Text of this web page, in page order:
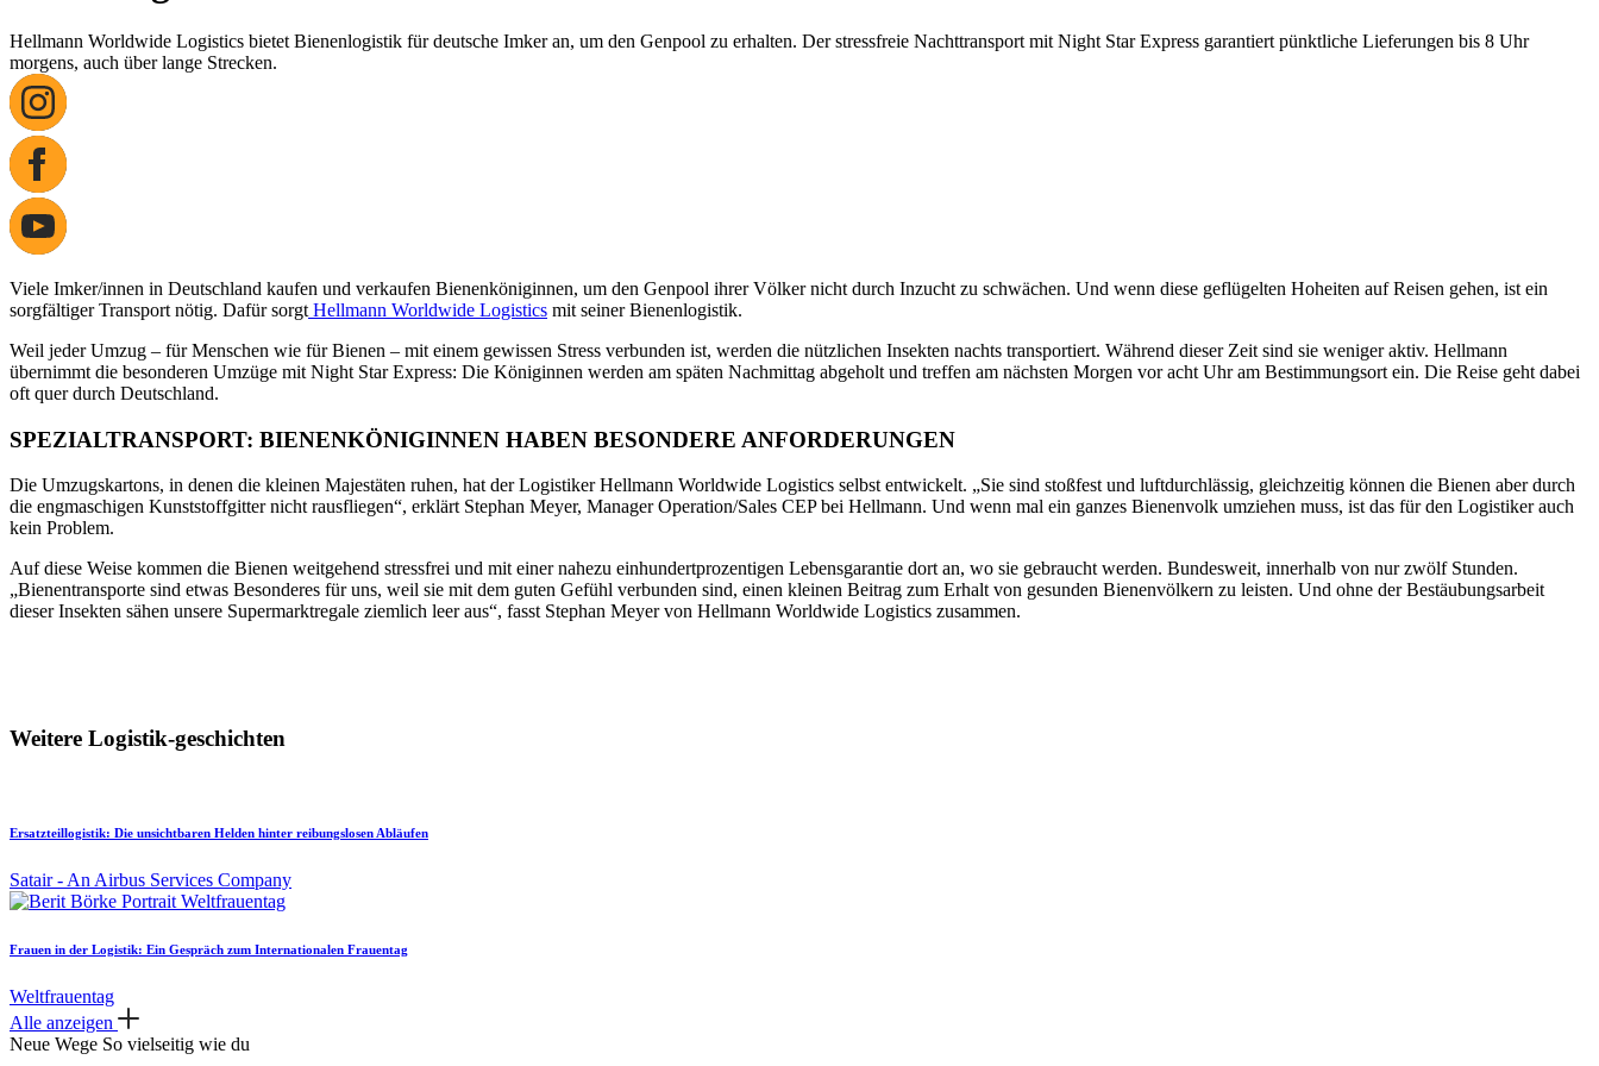
Hellmann Worldwide Logistics bietet Bienenlogistik für deutsche Imker an, um den Genpool zu erhalten. Der stressfreie Nachttransport mit Night Star Express garantiert pünktliche Lieferungen bis 8 Uhr
morgens, auch über lange Strecken.
Viele Imker/innen in Deutschland kaufen und verkaufen Bienenköniginnen, um den Genpool ihrer Völker nicht durch Inzucht zu schwächen. Und wenn diese geflügelten Hoheiten auf Reisen gehen, ist ein
sorgfältiger Transport nötig. Dafür sorgt Hellmann Worldwide Logistics mit seiner Bienenlogistik.
Weil jeder Umzug – für Menschen wie für Bienen – mit einem gewissen Stress verbunden ist, werden die nützlichen Insekten nachts transportiert. Während dieser Zeit sind sie weniger aktiv. Hellmann
übernimmt die besonderen Umzüge mit Night Star Express: Die Königinnen werden am späten Nachmittag abgeholt und treffen am nächsten Morgen vor acht Uhr am Bestimmungsort ein. Die Reise geht dabei
oft quer durch Deutschland.
SPEZIALTRANSPORT: BIENENKÖNIGINNEN HABEN BESONDERE ANFORDERUNGEN
Die Umzugskartons, in denen die kleinen Majestäten ruhen, hat der Logistiker Hellmann Worldwide Logistics selbst entwickelt. „Sie sind stoßfest und luftdurchlässig, gleichzeitig können die Bienen aber durch
die engmaschigen Kunststoffgitter nicht rausfliegen“, erklärt Stephan Meyer, Manager Operation/Sales CEP bei Hellmann. Und wenn mal ein ganzes Bienenvolk umziehen muss, ist das für den Logistiker auch
kein Problem.
Auf diese Weise kommen die Bienen weitgehend stressfrei und mit einer nahezu einhundertprozentigen Lebensgarantie dort an, wo sie gebraucht werden. Bundesweit, innerhalb von nur zwölf Stunden.
„Bienentransporte sind etwas Besonderes für uns, weil sie mit dem guten Gefühl verbunden sind, einen kleinen Beitrag zum Erhalt von gesunden Bienenvölkern zu leisten. Und ohne der Bestäubungsarbeit
dieser Insekten sähen unsere Supermarktregale ziemlich leer aus“, fasst Stephan Meyer von Hellmann Worldwide Logistics zusammen.
Weitere Logistik-geschichten
Ersatzteillogistik: Die unsichtbaren Helden hinter reibungslosen Abläufen
Satair - An Airbus Services Company
Frauen in der Logistik: Ein Gespräch zum Internationalen Frauentag
Weltfrauentag
Alle anzeigen
Neue Wege So vielseitig wie du